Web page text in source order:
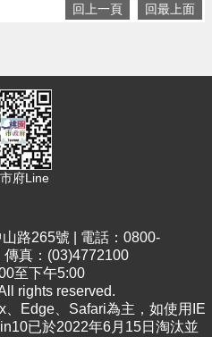
回上一頁 回最上面
府Line
路265號 | 電話：0800-
真：(03)4772100
至下午5:00
rights reserved.
Edge、Safari為主，如使用IE
已於2022年6月15日淘汰並